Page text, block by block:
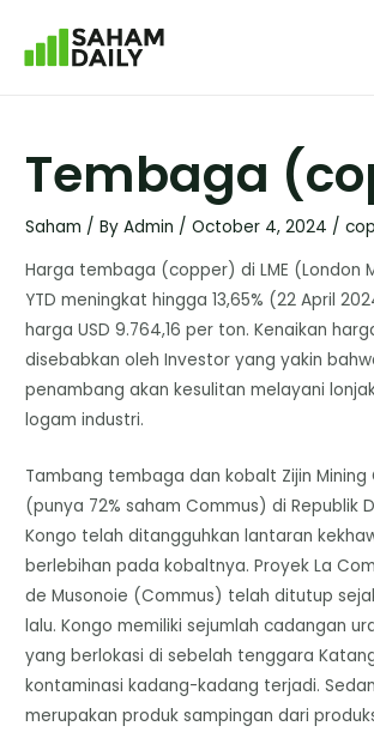
Tembaga
Saham / ByAdmin /October 4, 2024 /
Harga tembaga (copper) di LME (London
YTD meningkat hingga 13,65% (22 April
harga USD 9.764,16 per ton. Kenaikan
disebabkan oleh Investor yang yakin
penambang akan kesulitan melayani
logam industri.
Tambang tembaga dan kobalt Zijin Mining
(punya 72% saham Commus) di Republik
Kongo telah ditangguhkan lantaran
berlebihan pada kobaltnya. Proyek La
de Musonoie (Commus) telah ditutup
lalu. Kongo memiliki sejumlah cadangan
yang berlokasi di sebelah tenggara
kontaminasi kadang-kadang terjadi.
merupakan produk sampingan dari